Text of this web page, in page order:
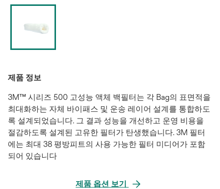
제품 정보
3M™ 시리즈 500 고성능 액체 백필터는 각 Bag의 표면적을
최대화하는 자체 바이패스 및 운송 레이어 설계를 통합하도
록 설계되었습니다. 그 결과 성능을 개선하고 운영 비용을
절감하도록 설계된 고유한 필터가 탄생했습니다. 3M 필터
에는 최대 38 평방피트의 사용 가능한 필터 미디어가 포함
되어 있습니다
제품 옵션 보기